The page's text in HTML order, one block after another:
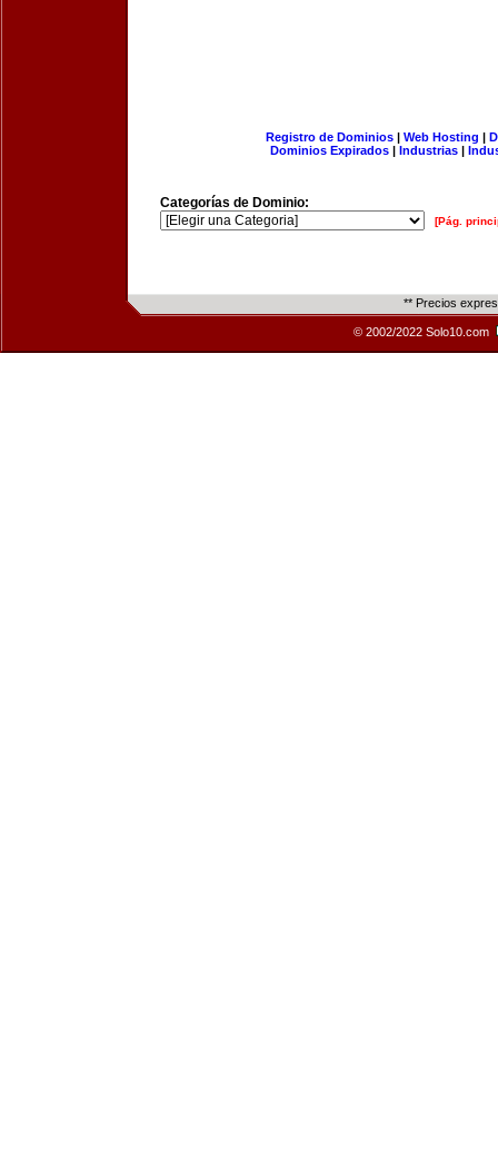
Registro de Dominios| Web Hosting |
Dominios Expirados | Industrias |
Categorías de Dominio:
[Pág.
** Precios
© 2002/2022 Solo10.com